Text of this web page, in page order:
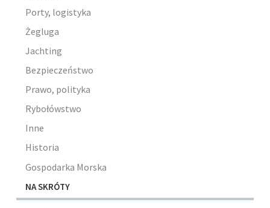
Porty, logistyka
Żegluga
Jachting
Bezpieczeństwo
Prawo, polityka
Rybołówstwo
Inne
Historia
Gospodarka Morska
NA SKRÓTY